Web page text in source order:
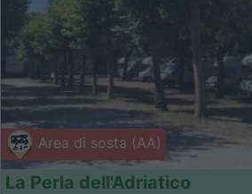
Area di sosta (AA)
La Perla dell'Adriatico